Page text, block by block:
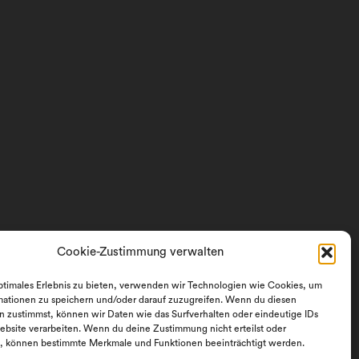
Cookie-Zustimmung verwalten
Erlebnis zu bieten, verwenden wir Technologien wie Cookies, um
zu speichern und/oder darauf zuzugreifen. Wenn du diesen
zustimmst, können wir Daten wie das Surfverhalten oder eindeutige IDs
verarbeiten. Wenn du deine Zustimmung nicht erteilst oder
können bestimmte Merkmale und Funktionen beeinträchtigt werden.